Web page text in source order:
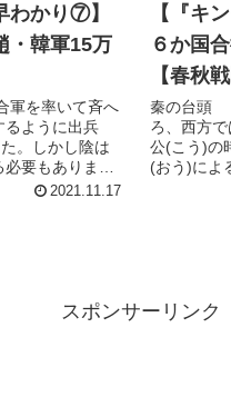
わかり⑦】
・韓軍15万
軍を率いて斉へ
るように出兵
。しかし陰は
要もありまし
2021.11.17
【『キ
６か国
【春秋
秦の台頭
ろ、西方
公(こう)の
(おう)によ
スポンサーリンク